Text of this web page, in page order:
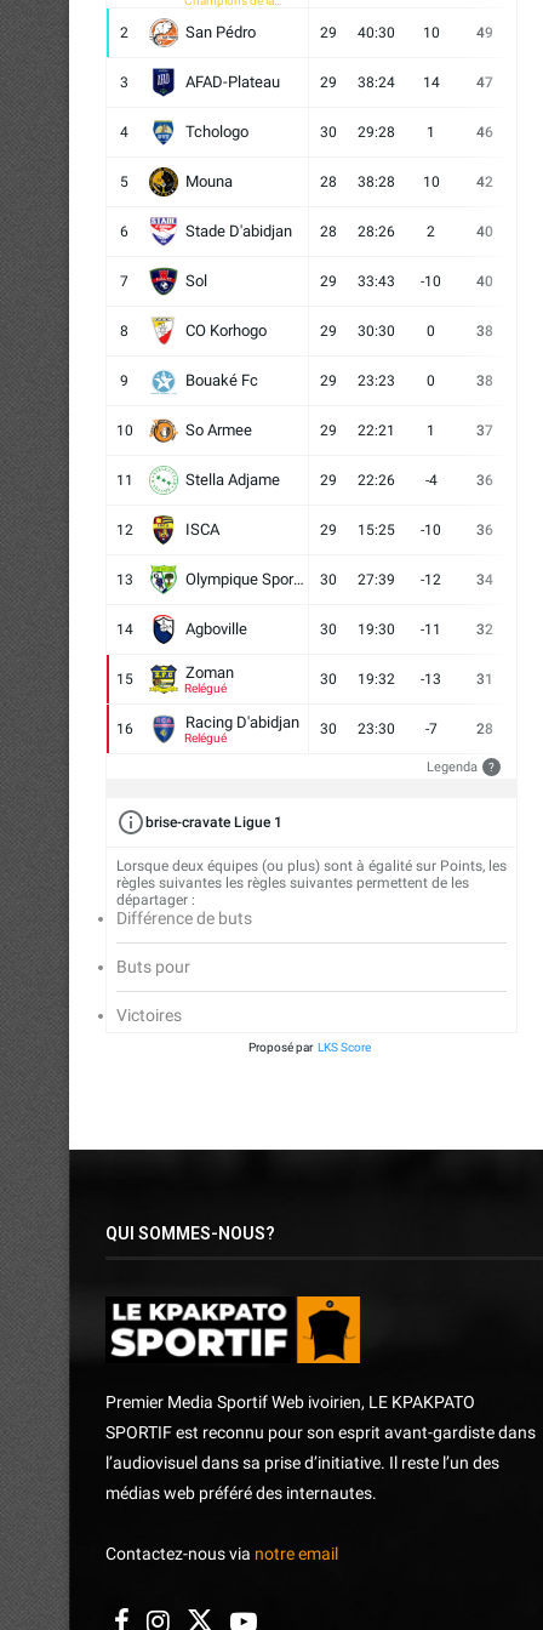
2 San Pédro 29 40:30 10 49
3 AFAD-Plateau 29 38:24 14 47
4 Tchologo 30 29:28 1 46
5 Mouna 28 38:28 10 42
6 Stade D'abidjan 28 28:26 2 40
7 Sol 29 33:43 -10 40
8 CO Korhogo 29 30:30 0 38
9 Bouaké Fc 29 23:23 0 38
10 So Armee 29 22:21 1 37
11 Stella Adjame 29 22:26 -4 36
12 ISCA 29 15:25 -10 36
13 Olympique Sport d'Abobo FC 30 27:39 -12 34
14 Agboville 30 19:30 -11 32
15 Zoman
Relégué
30 19:32 -13 31
16 Racing D'abidjan
Relégué
30 23:30 -7 28
Legenda ?
brise-cravate Ligue 1
Lorsque deux équipes (ou plus) sont à égalité sur Points, les
règles suivantes les règles suivantes permettent de les
départager :
Différence de buts
Buts pour
Victoires
Proposé par LKS Score
QUI SOMMES-NOUS?
Premier Media Sportif Web ivoirien, LE KPAKPATO
SPORTIF est reconnu pour son esprit avant-gardiste dans
l’audiovisuel dans sa prise d’initiative. Il reste l’un des
médias web préféré des internautes.
Contactez-nous via notre email